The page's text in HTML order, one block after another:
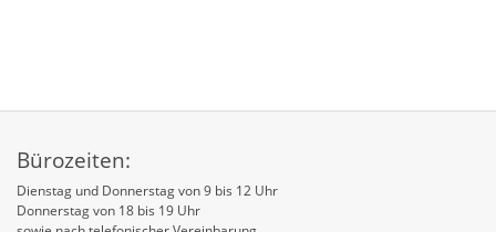
Bürozeiten:
Dienstag und Donnerstag von 9 bis 12 Uhr
Donnerstag von 18 bis 19 Uhr